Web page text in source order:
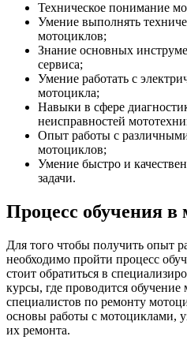
Техническое понимание
Умение выполнять
мотоциклов;
Знание основных
сервиса;
Умение работать с
мотоцикла;
Навыки в сфере
неисправностей
Опыт работы с
мотоциклов;
Умение быстро и
задачи.
Процесс обучения в
Для того чтобы получить опыт
необходимо пройти процесс
стоит обратиться в
курсы, где проводится
специалистов по ремонту
основы работы с мотоциклами,
их ремонта.